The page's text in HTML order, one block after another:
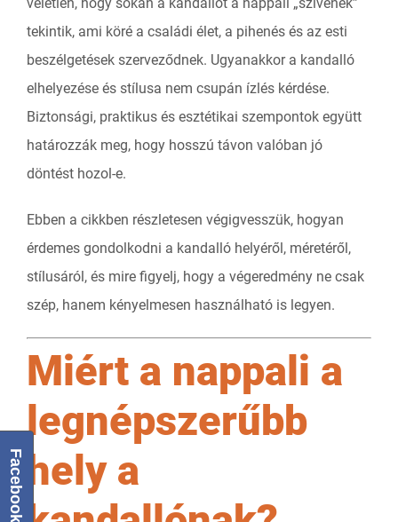
véletlen, hogy sokan a kandallót a nappali „szívének”
tekintik, ami köré a családi élet, a pihenés és az esti
beszélgetések szerveződnek. Ugyanakkor a kandalló
elhelyezése és stílusa nem csupán ízlés kérdése.
Biztonsági, praktikus és esztétikai szempontok együtt
határozzák meg, hogy hosszú távon valóban jó
döntést hozol-e.
Ebben a cikkben részletesen végigvesszük, hogyan
érdemes gondolkodni a kandalló helyéről, méretéről,
stílusáról, és mire figyelj, hogy a végeredmény ne csak
szép, hanem kényelmesen használható is legyen.
Miért a nappali a
legnépszerűbb
hely a
Facebook